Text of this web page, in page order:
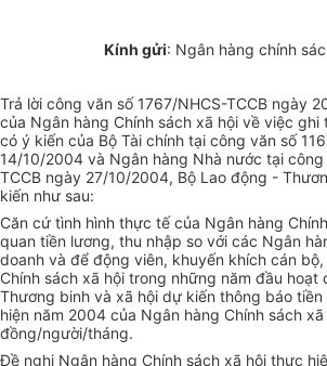
Kính gửi: Ngân hàng chính
Trả lời công văn số 1767/NHCS-TCCB ngày
của Ngân hàng Chính sách xã hội về việc ghi
có ý kiến của Bộ Tài chính tại công văn số
14/10/2004 và Ngân hàng Nhà nước tại
TCCB ngày 27/10/2004, Bộ Lao động -
kiến như sau:
Căn cứ tình hình thực tế của Ngân hàng
quan tiền lương, thu nhập so với các Ngân
doanh và để động viên, khuyến khích cán
Chính sách xã hội trong những năm đầu hoạt
Thương binh và xã hội dự kiến thông báo
hiện năm 2004 của Ngân hàng Chính sách
đồng/người/tháng.
Đề nghị Ngân hàng Chính sách xã hội thực